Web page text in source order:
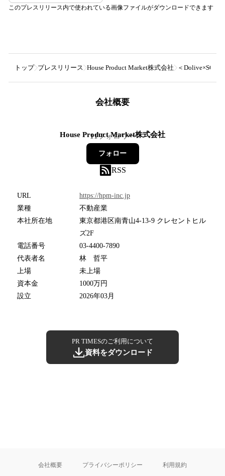
このプレスリリース内で使われている画像ファイルがダウンロードできます
トップ プレスリリース House Product Market株式会社 ＜Dolive×SOU
会社概要
House Product Market株式会社
11フォロワー
フォロー
RSS
URL
https://hpm-inc.jp
業種
不動産業
本社所在地
東京都港区南青山4-13-9 クレセントヒル
ズ2F
電話番号
03-4400-7890
代表者名
林 哲平
上場
未上場
資本金
1000万円
設立
2026年03月
PR TIMESのご利用について
資料をダウンロード
会社概要 プライバシーポリシー 利用規約